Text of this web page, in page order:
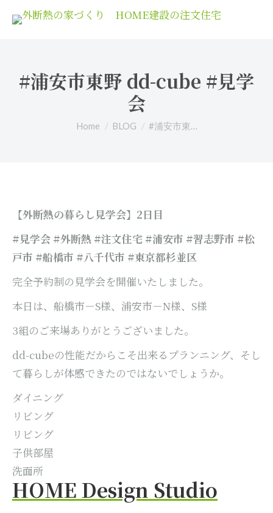
#浦安市東野 dd-cube #見学
会
You are here:
Home BLOG #浦安市東…
【外断熱の暮らし見学会】2日目
#見学会 #外断熱 #注文住宅 #浦安市 #習志野市 #松
戸市 #船橋市 #八千代市 #東京都杉並区
完全予約制の見学会を開催いたしました。
本日は、船橋市－S様、浦安市－N様、S様
3組のご来場ありがとうございました。
dd-cubeの性能だからこそ出来るプランニング、そし
て暮らしが体感できたのではないでしょうか。
ダイニング
リビング
リビング
子供部屋
洗面所
HOME Design Studio